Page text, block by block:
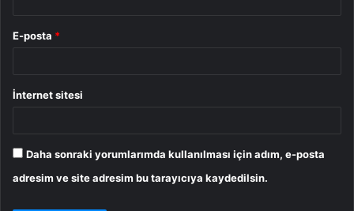
E-posta *
İnternet sitesi
Daha sonraki yorumlarımda kullanılması için adım, e-posta
adresim ve site adresim bu tarayıcıya kaydedilsin.